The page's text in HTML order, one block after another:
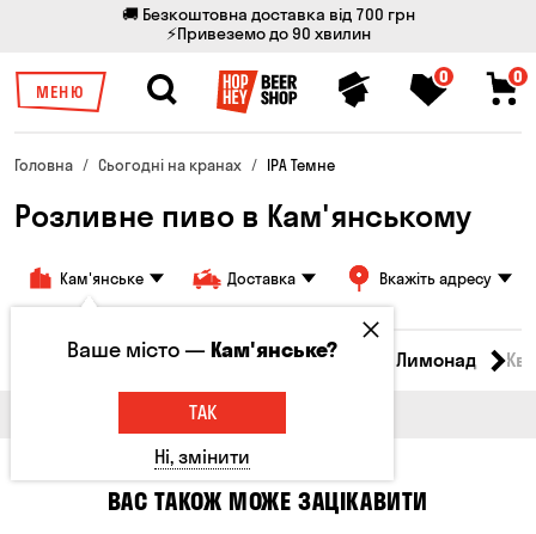
🚚 Безкоштовна доставка від 700 грн
⚡Привеземо до 90 хвилин
МЕНЮ
0 0
Головна Сьогодні на кранах IPA Темне
Розливне пиво в Кам'янському
Кам'янське Доставка Вкажіть адресу
Всі товари Пиво Сидр Вино Лимонад
ВАС ТАКОЖ МОЖЕ ЗАЦІКАВИТИ
Ваше місто —Кам'янське?
ТАК
Ні, змінити